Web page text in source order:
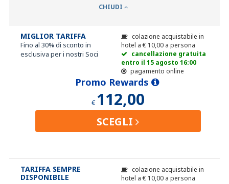
CHIUDI
MIGLIOR TARIFFA
Fino al 30% di sconto in
esclusiva per i nostri Soci
colazione acquistabile in
hotel a€ 10,00 a persona
cancellazione gratuita
entro il 15 agosto 16:00
pagamento online
Promo Rewards
€ 112,00
SCEGLI
TARIFFA SEMPRE
DISPONIBILE
colazione acquistabile in
hotel a€ 10,00 a persona